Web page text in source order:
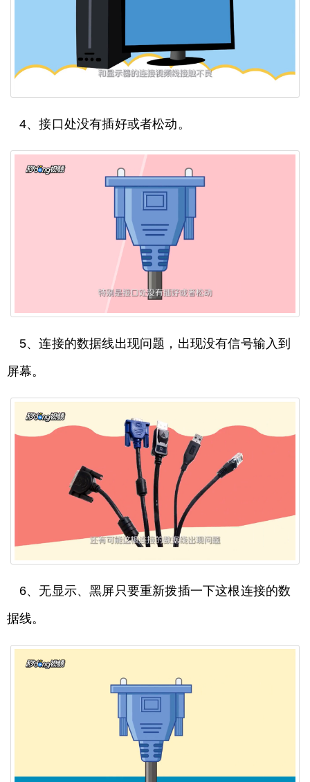
4、接口处没有插好或者松动。
5、连接的数据线出现问题，出现没有信号输入到
屏幕。
6、无显示、黑屏只要重新拨插一下这根连接的数
据线。